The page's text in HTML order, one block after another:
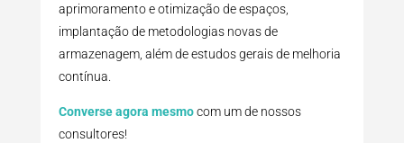
aprimoramento e otimização de espaços,
implantação de metodologias novas de
armazenagem, além de estudos gerais de melhoria
contínua.
Converse agora mesmocom um de nossos
consultores!